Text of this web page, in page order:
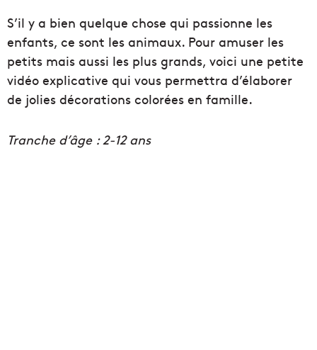
S’il y a bien quelque chose qui passionne les
enfants, ce sont les animaux. Pour amuser les
petits mais aussi les plus grands, voici une petite
vidéo explicative qui vous permettra d’élaborer
de jolies décorations colorées en famille.
Tranche d’âge : 2-12 ans